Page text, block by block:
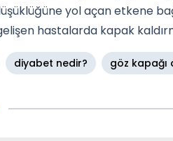
yol açan etkene
hastalarda kapak
diyabet nedir? göz kapağı